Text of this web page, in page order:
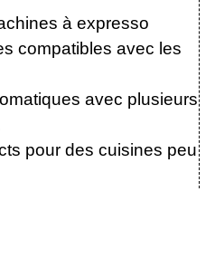
à expresso
compatibles avec les
avec plusieurs
pour des cuisines peu